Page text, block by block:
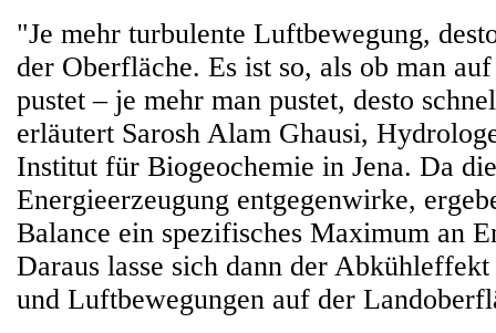
"Je mehr turbulente Luftbewegung,
der Oberfläche. Es ist so, als ob man
pustet – je mehr man pustet, desto
erläutert Sarosh Alam Ghausi,
Institut für Biogeochemie in Jena. Da
Energieerzeugung entgegenwirke,
Balance ein spezifisches Maximum an
Daraus lasse sich dann der
und Luftbewegungen auf der